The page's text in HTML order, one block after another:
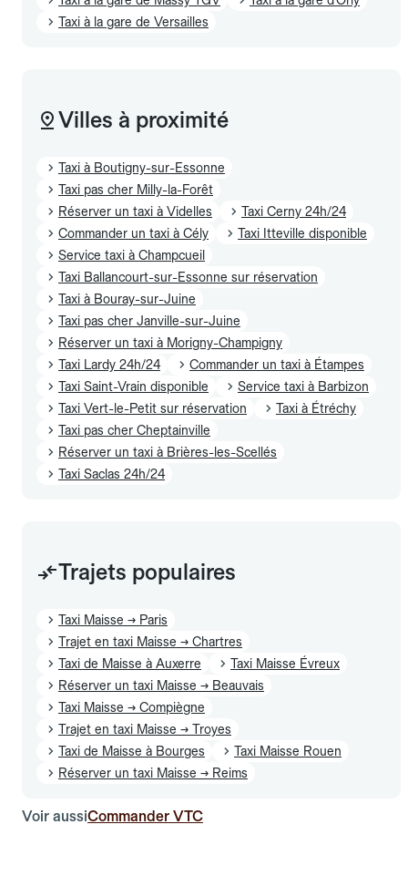
Taxi à la gare de Versailles
Villes à proximité
Taxi à Boutigny-sur-Essonne
Taxi pas cher Milly-la-Forêt
Réserver un taxi à Videlles
Taxi Cerny 24h/24
Commander un taxi à Cély
Taxi Itteville disponible
Service taxi à Champcueil
Taxi Ballancourt-sur-Essonne sur réservation
Taxi à Bouray-sur-Juine
Taxi pas cher Janville-sur-Juine
Réserver un taxi à Morigny-Champigny
Taxi Lardy 24h/24
Commander un taxi à Étampes
Taxi Saint-Vrain disponible
Service taxi à Barbizon
Taxi Vert-le-Petit sur réservation
Taxi à Étréchy
Taxi pas cher Cheptainville
Réserver un taxi à Brières-les-Scellés
Taxi Saclas 24h/24
Trajets populaires
Taxi Maisse → Paris
Trajet en taxi Maisse → Chartres
Taxi de Maisse à Auxerre
Taxi Maisse Évreux
Réserver un taxi Maisse → Beauvais
Taxi Maisse → Compiègne
Trajet en taxi Maisse → Troyes
Taxi de Maisse à Bourges
Taxi Maisse Rouen
Réserver un taxi Maisse → Reims
Voir aussiCommander VTC